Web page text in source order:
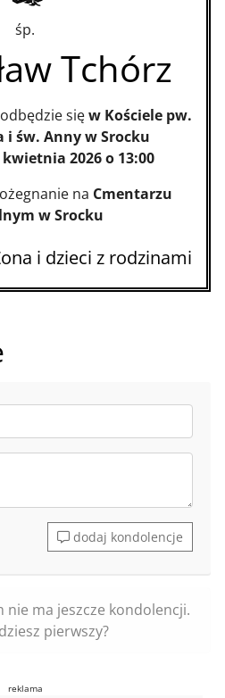
śp.
Tchórz
sięw Kościele pw.
i św. Anny w Srocku
2026 o 13:00
na Cmentarzu
w Srocku
i dzieci z rodzinami
dodaj kondolencje
ma jeszcze kondolencji.
pierwszy?
reklama